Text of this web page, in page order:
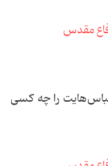
را چه کسی